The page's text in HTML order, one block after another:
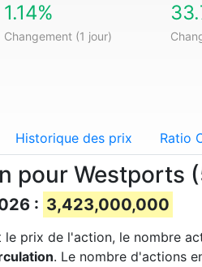
1.14%
Changement (1 jour)
Historique des prix Ratio
pour Westports
: 3,423,000,000
prix de l'action, le nombre
. Le nombre d'actions